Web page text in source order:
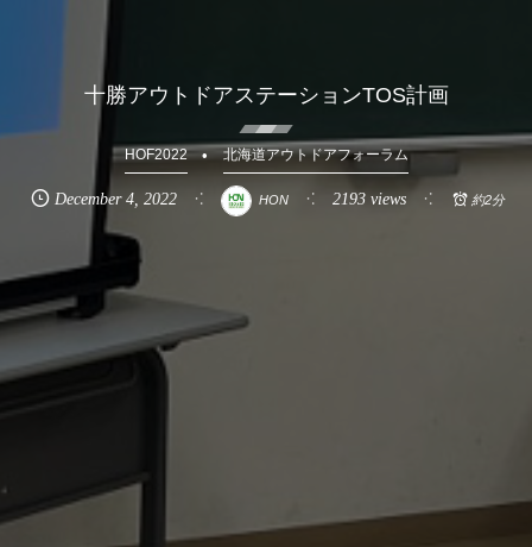
十勝アウトドアステーションTOS計画
HOF2022 北海道アウトドアフォーラム
December 4,2022 HON 2193 views 約2分